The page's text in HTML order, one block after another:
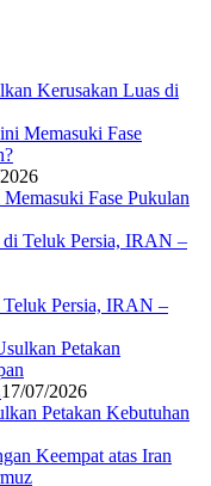
Kerusakan Luas di
Fase Pukulan
Persia, IRAN –
17/07/2026
Petakan Kebutuhan